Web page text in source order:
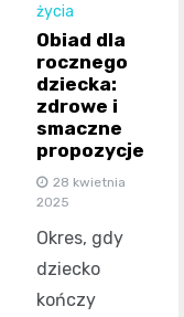
życia
Obiad dla
rocznego
dziecka:
zdrowe i
smaczne
propozycje
28 kwietnia
2025
Okres, gdy
dziecko
kończy